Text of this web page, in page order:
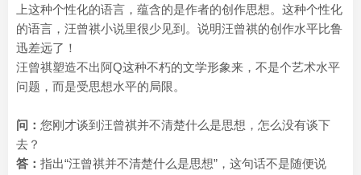
上这种个性化的语言，蕴含的是作者的创作思想。这种个性化
的语言，汪曾祺小说里很少见到。说明汪曾祺的创作水平比鲁
迅差远了！
汪曾祺塑造不出阿Q这种不朽的文学形象来，不是个艺术水平
问题，而是受思想水平的局限。
问： 您刚才谈到汪曾祺并不清楚什么是思想，怎么没有谈下
去？
答： 指出“汪曾祺并不清楚什么是思想”，这句话不是随便说